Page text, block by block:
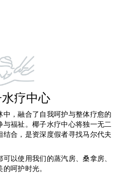
疗中心
，融合了自我呵护与整体疗愈的
福祉。椰子水疗中心将独一无二
合，是资深度假者寻找马尔代夫
以使用我们的蒸汽房、桑拿房、
呵护时光。